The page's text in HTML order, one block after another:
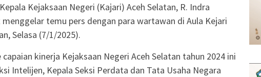
Kejaksaan Negeri (Kajari) Aceh Selatan, R. Indra
menggelar temu pers dengan para wartawan di Aula Kejari
Selasa (7/1/2025).
kinerja Kejaksaan Negeri Aceh Selatan tahun 2024 ini
Intelijen, Kepala Seksi Perdata dan Tata Usaha Negara